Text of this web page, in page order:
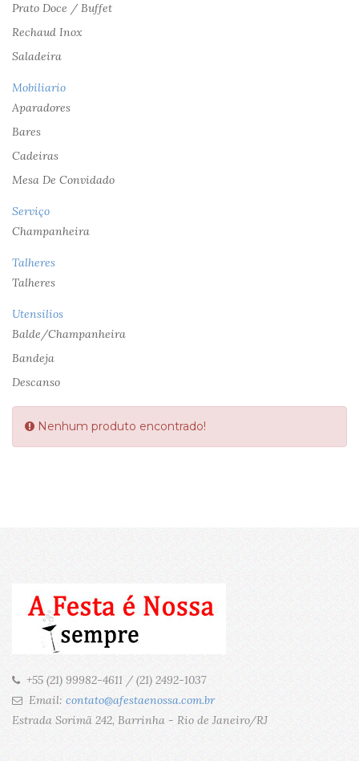
Prato Doce / Buffet
Rechaud Inox
Saladeira
Mobiliario
Aparadores
Bares
Cadeiras
Mesa De Convidado
Serviço
Champanheira
Talheres
Talheres
Utensilios
Balde/champanheira
Bandeja
Descanso
Nenhum produto encontrado!
+55 (21) 99982-4611 / (21) 2492-1037
Email: contato@afestaenossa.com.br
Estrada Sorimã 242, Barrinha - Rio de Janeiro/RJ